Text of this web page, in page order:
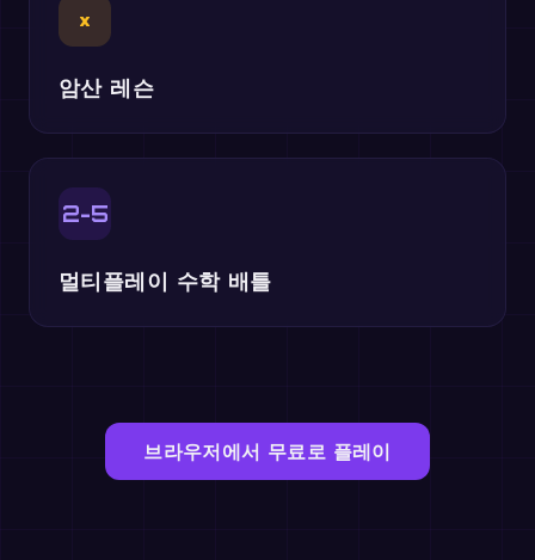
×
암산 레슨
2-5
멀티플레이 수학 배틀
브라우저에서 무료로 플레이